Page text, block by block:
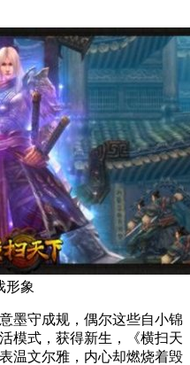
形象
守成规，偶尔这些自小锦
模式，获得新生，《横扫天
温文尔雅，内心却燃烧着毁